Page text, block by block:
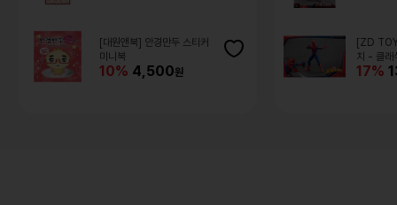
[대원앤북] 안경만두 스티커
미니북
10% 4,500
[ZD
치 - 클래
17%